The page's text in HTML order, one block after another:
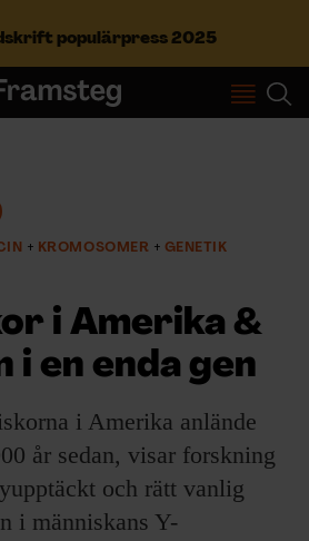
populärpress 2025
KROMOSOMER GENETIK
i Amerika &
i en enda gen
i Amerika anlände
år sedan, visar forskning
och rätt vanlig
i människans Y-